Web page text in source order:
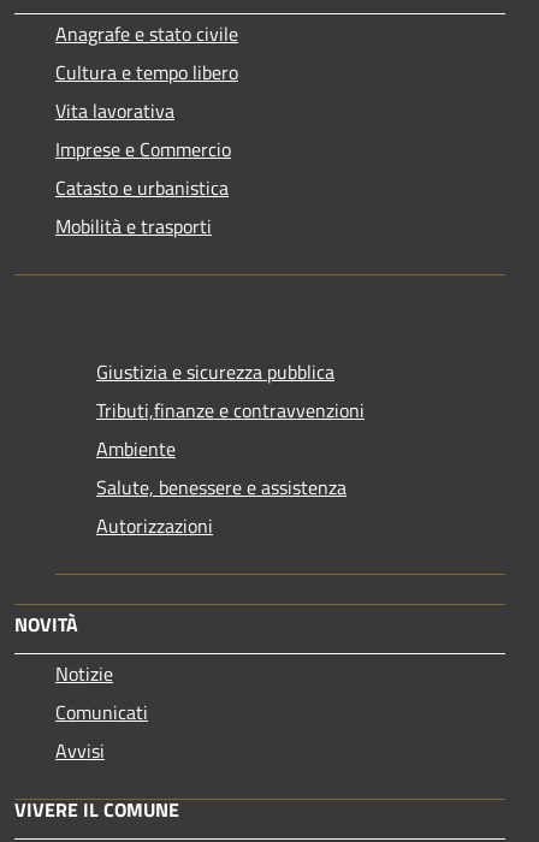
Anagrafe e stato civile
Cultura e tempo libero
Vita lavorativa
Imprese e Commercio
Catasto e urbanistica
Mobilità e trasporti
Giustizia e sicurezza pubblica
Tributi,finanze e contravvenzioni
Ambiente
Salute, benessere e assistenza
Autorizzazioni
NOVITÀ
Notizie
Comunicati
Avvisi
VIVERE IL COMUNE